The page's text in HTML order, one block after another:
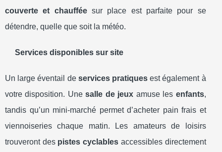
couverte et chaufféesur place est parfaite pour se
détendre, quelle que soit la météo.
Services disponibles sur site
Un large éventail de services pratiques est également à
votre disposition. Unesalle de jeux amuse les enfants,
tandis qu’un mini-marché permet d’acheter pain frais et
viennoiseries chaque matin. Les amateurs de loisirs
trouveront des pistes cyclables accessibles directement